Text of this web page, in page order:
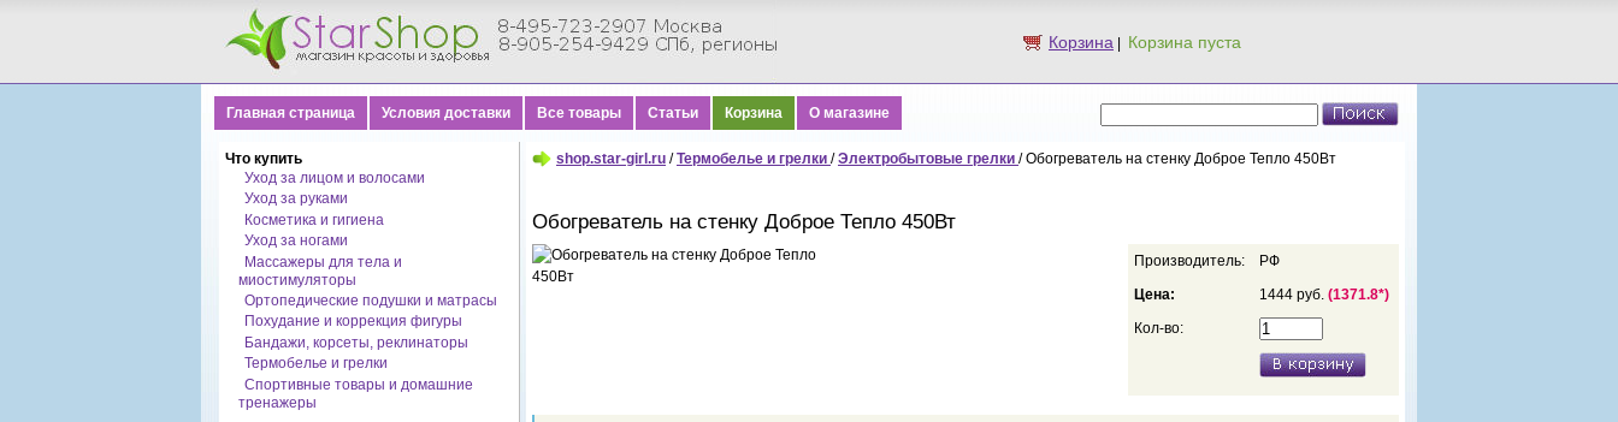
Корзина
Главная страница Условия доставки Все товары Статьи Корзина О магазине
Что купить
Уход за лицом и волосами
Уход за руками
Косметика и гигиена
Уход за ногами
Массажеры для тела и
миостимуляторы
Ортопедические подушки и матрасы
Похудание и коррекция фигуры
Бандажи, корсеты, реклинаторы
Термобелье и грелки
Спортивные товары и домашние
тренажеры
shop.star-girl.ru /Термобелье и грелки /Электробытовые грелки / Обогреватель на стенку Доброе Тепло 450Вт
Обогреватель на стенку Доброе Тепло 450Вт
Производитель:
РФ
Цена:
1444 руб. (1371.8*)
Кол-во: